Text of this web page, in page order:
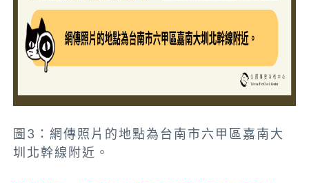
圖3：網傳照片的地點為台南市六甲區嘉南大
圳北幹線附近。